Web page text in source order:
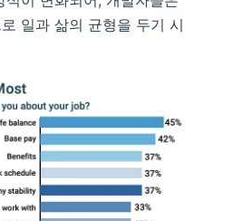
일과 삶의 균형을 두기 시